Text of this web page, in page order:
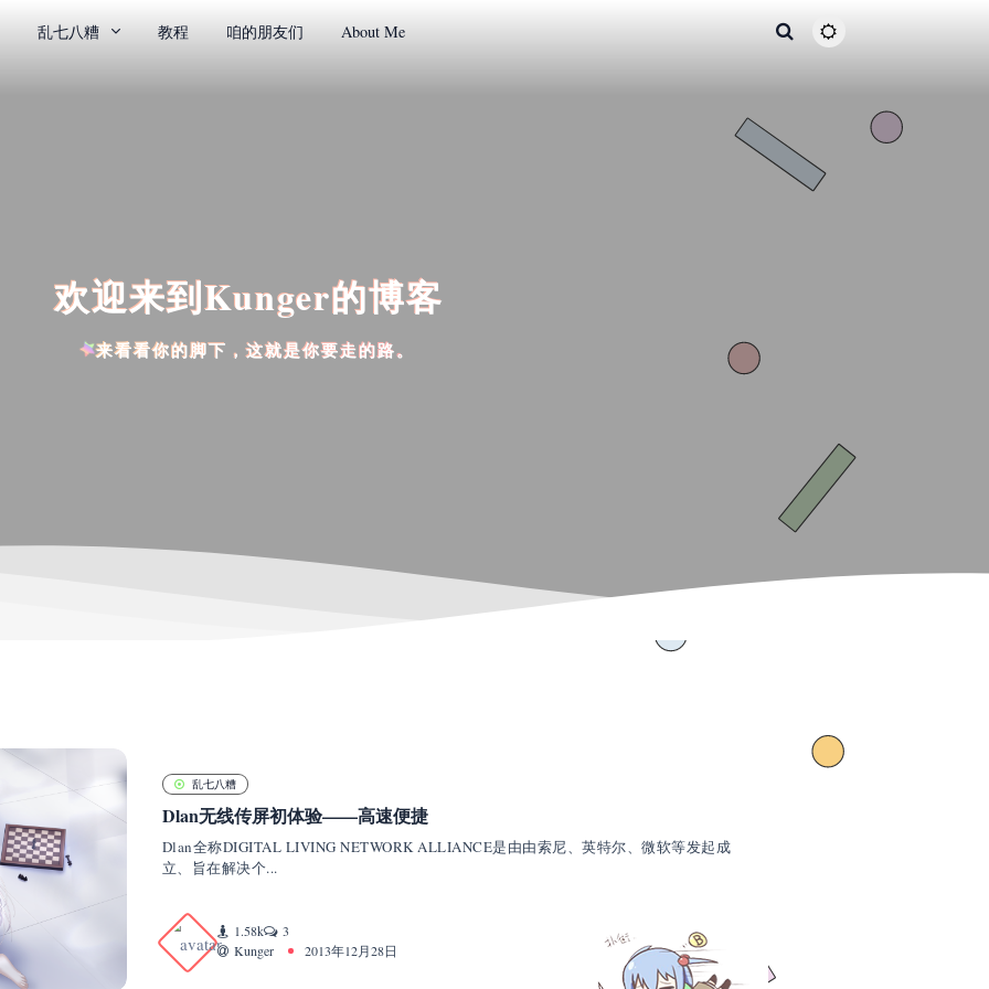
乱七八糟 教程 咱的朋友们 About Me
主题颜色切换
欢迎来到Kunger的博客
来看看你的脚下，这就是你要走的路。
乱七八糟
Dlan无线传屏初体验——高速便捷
Dlan全称DIGITAL LIVING NETWORK ALLIANCE是由由索尼、英特尔、微软等发起成
立、旨在解决个...
1.58k
3
Kunger
2013年12月28日